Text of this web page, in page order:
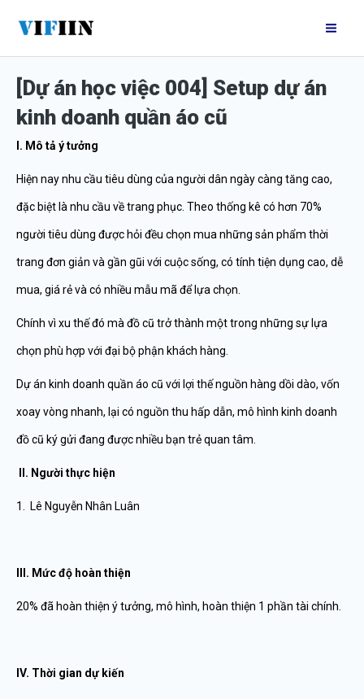
nội
dung[Dự án học việc 004] Setup dự án
kinh doanh quần áo cũ
I. Mô tả ý tưởng
Hiện nay nhu cầu tiêu dùng của người dân ngày càng tăng cao,
đặc biệt là nhu cầu về trang phục. Theo thống kê có hơn 70%
người tiêu dùng được hỏi đều chọn mua những sản phẩm thời
trang đơn giản và gần gũi với cuộc sống, có tính tiện dụng cao, dễ
mua, giá rẻ và có nhiều mẫu mã để lựa chọn.
Chính vì xu thế đó mà đồ cũ trở thành một trong những sự lựa
chọn phù hợp với đại bộ phận khách hàng.
Dự án kinh doanh quần áo cũ với lợi thế nguồn hàng dồi dào, vốn
xoay vòng nhanh, lại có nguồn thu hấp dẫn, mô hình kinh doanh
đồ cũ ký gửi đang được nhiều bạn trẻ quan tâm.
II. Người thực hiện
1. Lê Nguyễn Nhân Luân
III. Mức độ hoàn thiện
20% đã hoàn thiện ý tưởng, mô hình, hoàn thiện 1 phần tài chính.
IV. Thời gian dự kiến